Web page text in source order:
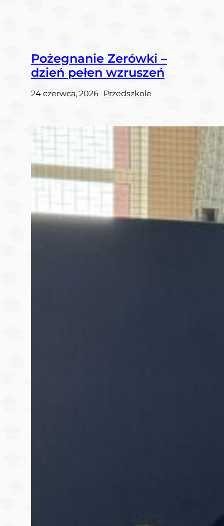
Pożegnanie Zerówki –
dzień pełen wzruszeń
24 czerwca, 2026 Przedszkole